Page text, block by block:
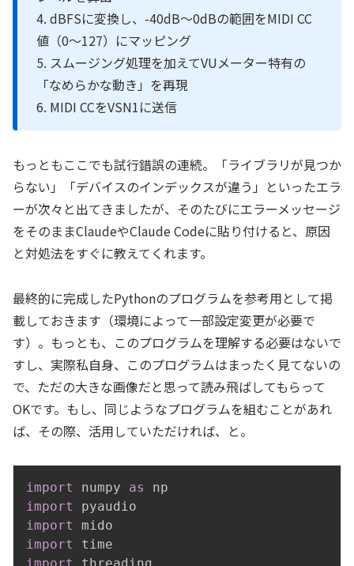
4. dBFSに変換し、-40dB〜0dBの範囲をMIDI CC
値（0〜127）にマッピング
5. スムージング処理を加えてVUメーター特有の
「なめらかな動き」を再現
6. MIDI CCをVSN1に送信
もっともここでも試行錯誤の連続。「ライブラリが見つか
らない」「デバイスのインデックスが違う」といったエラ
ーが次々と出てきましたが、そのたびにエラーメッセージ
をそのままClaudeやClaude Codeに貼り付けると、原因
と対処法をすぐに教えてくれます。
最終的に完成したPythonのプログラムを参考用として掲
載しておきます（環境によって一部設定変更が必要で
す）。もっとも、このプログラムを理解する必要はないで
すし、実際私自身、このプログラムはまったく見てないの
で、ただの大きな画像だと思って読み飛ばしてもらって
OKです。もし、同じようなプログラムを組むことがあれ
ば、その際、活用していただければ、と。
import numpy as
import
import
import
import
threading